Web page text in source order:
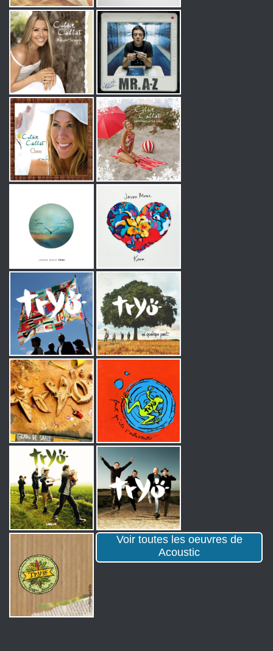
Voir toutes les oeuvres de
Acoustic